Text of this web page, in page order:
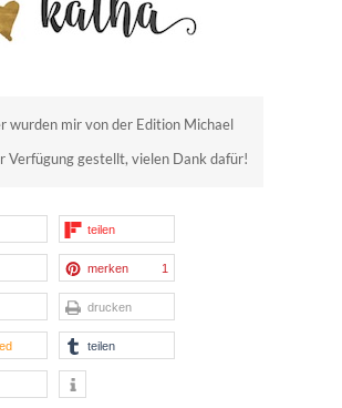
wurden mir von der Edition Michael
Verfügung gestellt, vielen Dank dafür!
teilen
merken 1
drucken
teilen